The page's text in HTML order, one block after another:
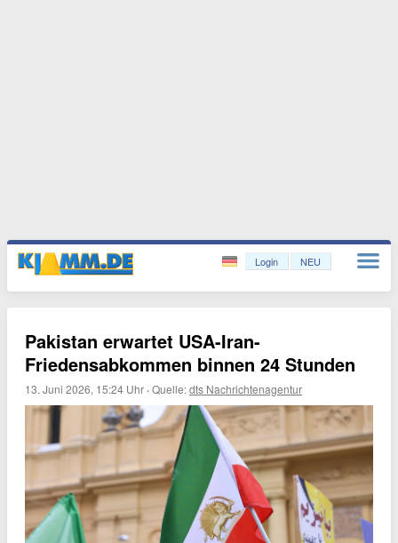
Login NEU
Pakistan erwartet USA-Iran-
Friedensabkommen binnen 24 Stunden
13. Juni 2026, 15:24 Uhr ·Quelle:dts Nachrichtenagentur